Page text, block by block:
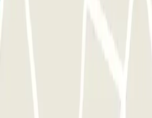
parkeerplaats maar één keer